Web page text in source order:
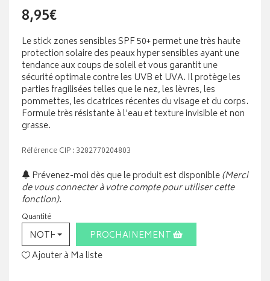
8,95€
Le stick zones sensibles SPF 50+ permet une très haute
protection solaire des peaux hyper sensibles ayant une
tendance aux coups de soleil et vous garantit une
sécurité optimale contre les UVB et UVA. Il protège les
parties fragilisées telles que le nez, les lèvres, les
pommettes, les cicatrices récentes du visage et du corps.
Formule très résistante à l'eau et texture invisible et non
grasse.
Référence CIP : 3282770204803
Prévenez-moi dès que le produit est disponible(Merci
de vous connecter à votre compte pour utiliser cette
fonction).
Quantité
NOTHING SELECTEDPROCHAINEMENT
Ajouter à Ma liste